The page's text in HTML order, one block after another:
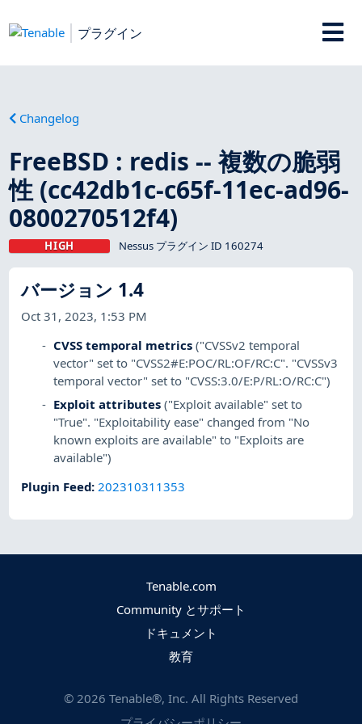
プラグイン
Changelog
FreeBSD : redis -- 複数の脆弱
性 (cc42db1c-c65f-11ec-ad96-
0800270512f4)
HIGH Nessus プラグイン ID 160274
バージョン 1.4
Oct 31, 2023, 1:53 PM
CVSS temporal metrics ("CVSSv2 temporal
vector" set to "CVSS2#E:POC/RL:OF/RC:C". "CVSSv3
temporal vector" set to "CVSS:3.0/E:P/RL:O/RC:C")
Exploit attributes ("Exploit available" set to
"True". "Exploitability ease" changed from "No
known exploits are available" to "Exploits are
available")
Plugin Feed:202310311353
Tenable.com
Community とサポート
ドキュメント
教育
© 2026 Tenable®, Inc. All Rights Reserved